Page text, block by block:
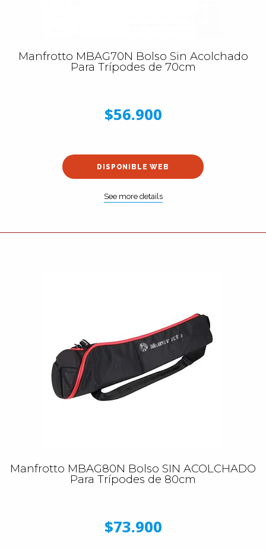
Manfrotto MBAG70N Bolso Sin Acolchado
Para Trípodes de 70cm
$56.900
DISPONIBLE WEB
See more details
Manfrotto MBAG80N Bolso SIN ACOLCHADO
Para Trípodes de 80cm
$73.900